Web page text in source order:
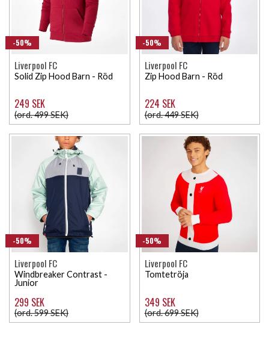
-50%
Liverpool FC
Solid Zip Hood Barn - Röd
249 SEK
(ord. 499 SEK)
-50%
Liverpool FC
Zip Hood Barn - Röd
224 SEK
(ord. 449 SEK)
-50%
Liverpool FC
Windbreaker Contrast -
Junior
299 SEK
(ord. 599 SEK)
-50%
Liverpool FC
Tomtetröja
349 SEK
(ord. 699 SEK)